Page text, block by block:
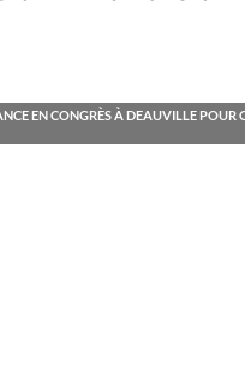
EN CONGRÈS À DEAUVILLE POUR